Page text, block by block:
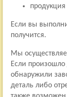
Если вы
получится.
Мы
Если
обнаружили
деталь либо